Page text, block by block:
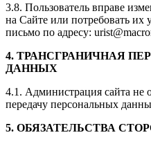
3.8. Пользователь вправе
на Сайте или потребовать их
письмо по адресу:
4. ТРАНСГРАНИЧНАЯ
ДАННЫХ
4.1. Администрация сайта не
передачу персональных
5. ОБЯЗАТЕЛЬСТВА